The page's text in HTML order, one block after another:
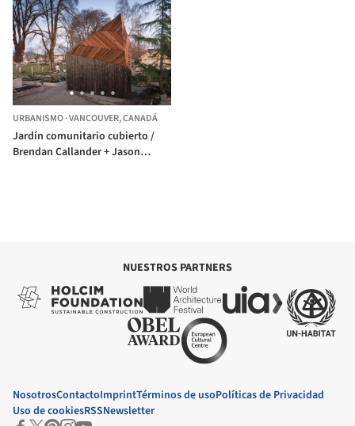
URBANISMO·VANCOUVER,CANADÁ
Jardín comunitario cubierto /
Brendan Callander + Jason